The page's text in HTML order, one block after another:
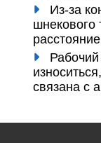
Из-за
шнекового
связана с